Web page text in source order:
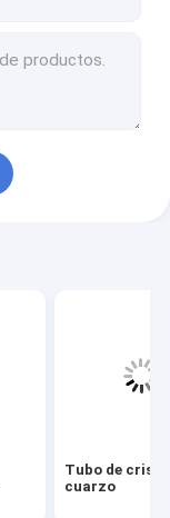
Tubo de
cuarzo